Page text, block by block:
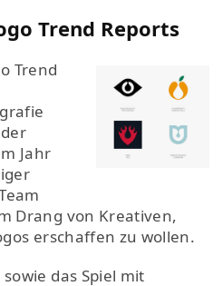
Trend Reports
Trend
Jahr
Drang von Kreativen,
erschaffen zu wollen.
das Spiel mit